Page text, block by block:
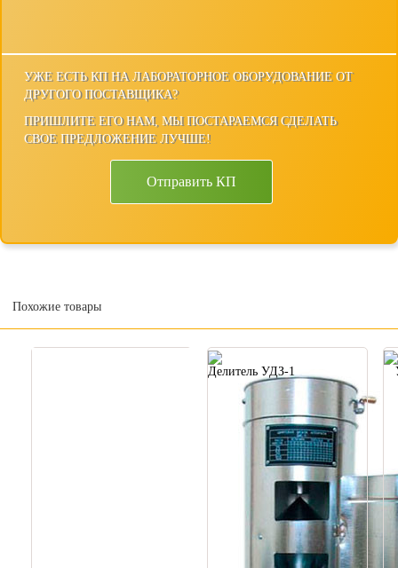
УЖЕ ЕСТЬ КП НА ЛАБОРАТОРНОЕ ОБОРУДОВАНИЕ ОТ
ДРУГОГО ПОСТАВЩИКА?
ПРИШЛИТЕ ЕГО НАМ, МЫ ПОСТАРАЕМСЯ СДЕЛАТЬ
СВОЕ ПРЕДЛОЖЕНИЕ ЛУЧШЕ!
Отправить КП
Похожие товары
Делитель УДЗ-1